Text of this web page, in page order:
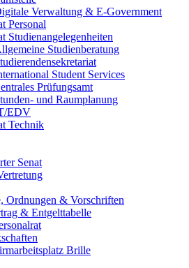
Verwaltung & E-Government
Personal
Studienangelegenheiten
Studienberatung
Student Services
Prüfungsamt
und Raumplanung
EDV
Technik
Senat
Ordnungen & Vorschriften
& Entgelttabelle
Brille